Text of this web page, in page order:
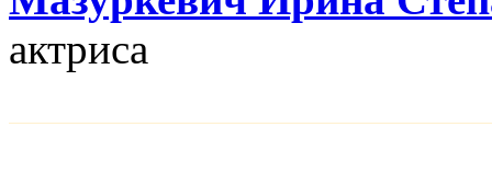
актриса